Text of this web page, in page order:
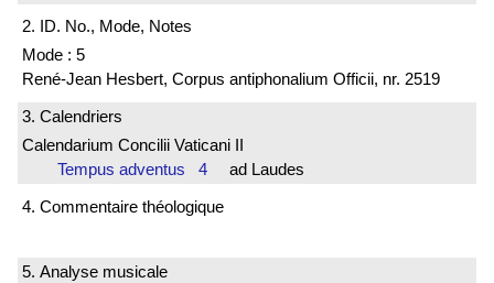
2. ID. No., Mode, Notes
Mode : 5
René-Jean Hesbert, Corpus antiphonalium Officii, nr. 2519
3. Calendriers
Calendarium Concilii Vaticani II
Tempus adventus 4 ad Laudes
4. Commentaire théologique
5. Analyse musicale